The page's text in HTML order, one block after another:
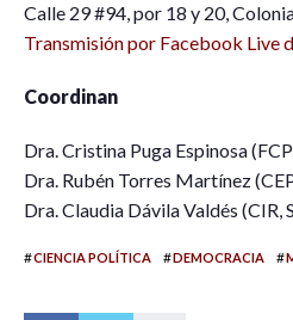
Calle 29 #94, por 18 y 20,
Transmisión por Facebook Live
Coordinan
Dra. Cristina Puga Espinosa
Dra. Rubén Torres Martínez
Dra. Claudia Dávila Valdés (CIR,
#CIENCIA POLÍTICA #DEMOCRACIA #